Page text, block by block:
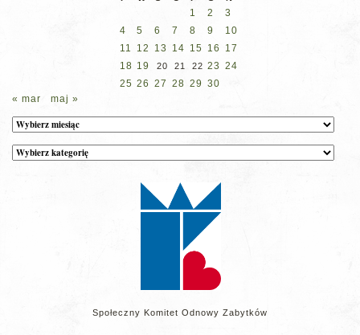
1 2
3
4
5 6 7 8 9
10
11
12 13 14 15 16
17
18 19 20 21 22 23 24
25 26 27 28 29 30
« mar
maj »
Archiwum
Kategorie
wpisów
Społeczny Komitet Odnowy Zabytków